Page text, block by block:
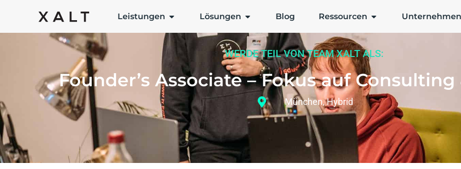
Leistungen Lösungen Blog Ressourcen Unternehmen
WERDE TEIL VON TEAM XALT ALS:
Founder’s Associate – Fokus auf Consulting
München,Hybrid